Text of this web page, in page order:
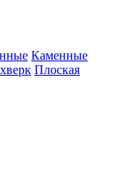
Каменные
Плоская